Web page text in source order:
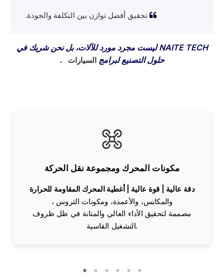
 تحقيق أفضل توازن بين التكلفة والجودة.
NAITE TECH ليست مجرد مورد للآلات، بل نحن شريك في
حلول التصنيع لبرامج السيارات .
مكونات المحرك ومجموعة نقل الحركة
دقة عالية | قوة عالية | أغطية المحرك المقاومة للحرارة
، والمكابس، والأعمدة، ومكونات التروس
مصممة لتحقيق الأداء العالي والمتانة في ظل ظروف
التشغيل القاسية.